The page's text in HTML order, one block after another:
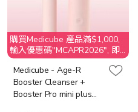
購買Medicube 產品滿$1,000,
輸入優惠碼"MCAPR2026", 即
享$50 折扣
Medicube - Age-R
Booster Cleanser +
Booster Pro mini plus